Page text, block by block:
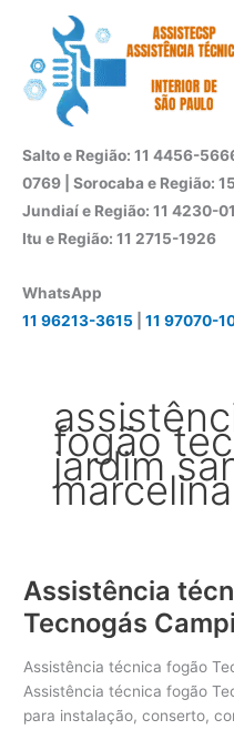
conteúdo
Salto e Região: 11 4456-
0769 | Sorocaba e Região:
Jundiaí e Região: 11 4230-
Itu e Região: 11 2715-1926
WhatsApp
11 96213-3615
11 97070-
fogão
jardim
marcelina
Assistência
Tecnogás
Assistência técnica fogão
Assistência técnica fogão
para instalação, conserto,